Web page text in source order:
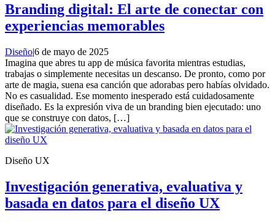
Branding digital: El arte de conectar con
experiencias memorables
Diseño|6 de mayo de 2025
Imagina que abres tu app de música favorita mientras estudias,
trabajas o simplemente necesitas un descanso. De pronto, como por
arte de magia, suena esa canción que adorabas pero habías olvidado.
No es casualidad. Ese momento inesperado está cuidadosamente
diseñado. Es la expresión viva de un branding bien ejecutado: uno
que se construye con datos, […]
Diseño UX
Investigación generativa, evaluativa y
basada en datos para el diseño UX